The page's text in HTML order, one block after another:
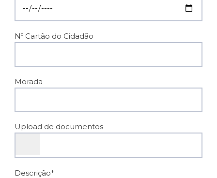
Nº Cartão do Cidadão
Morada
Upload de documentos
Descrição*